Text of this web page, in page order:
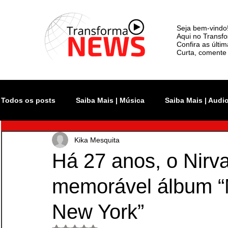
Seja bem-vindo!
Aqui no
Confira as
Curta,
Todos os posts Saiba Mais | Música Saiba Mais |
Atualidade Rock In Rio
Monsters of Rock SP The Town Lollapalooza
Há 27 anos, o
memorável álbum
New York”
Kika Mesquita